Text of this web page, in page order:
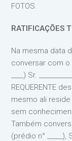
FOTOS.
RATIFICAÇÕES
Na mesma data
conversar com
____) Sr.
REQUERENTE
mesmo ali
sem
Também
(prédio n° _____),